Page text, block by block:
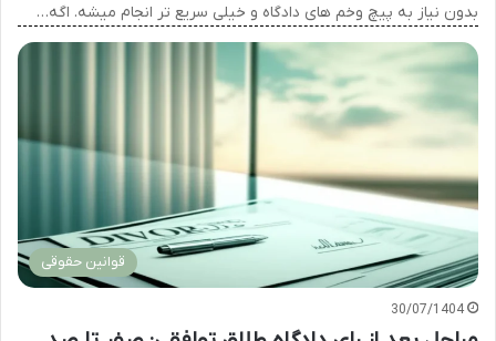
بدون نیاز به پیچ وخم های دادگاه و خیلی سریع تر انجام میشه. اگه…
قوانین حقوقی
30/07/1404